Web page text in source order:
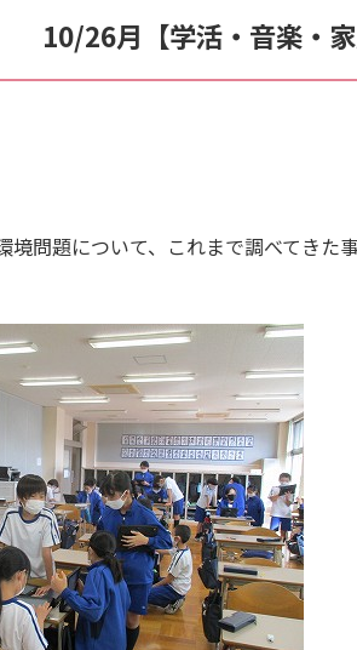
10/26月【学活・音楽・
境問題について、これまで調べてき